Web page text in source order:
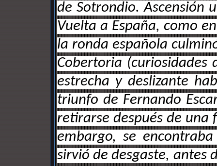
de Sotrondio. Ascensión
Vuelta a España, como
la ronda española
Cobertoria
estrecha y deslizante
triunfo de Fernando
retirarse después de una
embargo, se
sirvió de desgaste, antes